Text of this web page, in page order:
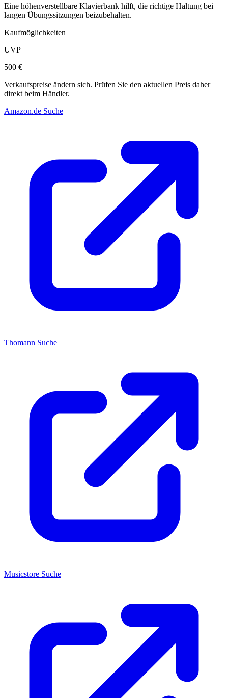
Eine höhenverstellbare Klavierbank hilft, die richtige Haltung bei
langen Übungssitzungen beizubehalten.
Kaufmöglichkeiten
UVP
500 €
Verkaufspreise ändern sich. Prüfen Sie den aktuellen Preis daher
direkt beim Händler.
Amazon.de Suche
Thomann Suche
Musicstore Suche